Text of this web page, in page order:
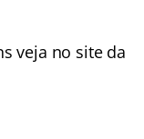
veja no site da